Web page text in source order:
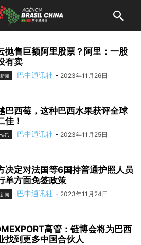
抛售巨额阿里股票？阿里：一股
有卖
闻 巴中通讯社 - 2023年11月26日
巴西莓，这种巴西水果获评全球
佳！
讯 巴中通讯社 - 2023年11月25日
决定对法国等6国持普通护照人员
单方面免签政策
闻 巴中通讯社 - 2023年11月24日
高管：链博会将为巴西
找到更多中国合伙人